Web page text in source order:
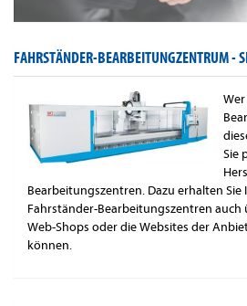
FAHRSTÄNDER-BEARBEITUNGZENTRUM -
Sie
Bearbeitungszentren. Dazu erhalten
Fahrständer-Bearbeitungszentren auch
Web-Shops oder die Websites der
können.